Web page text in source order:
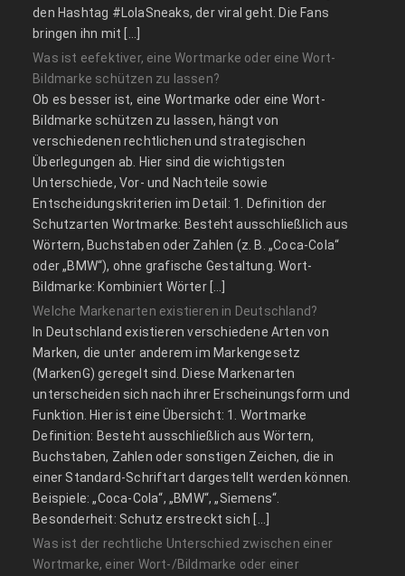
den Hashtag #LolaSneaks, der viral geht. Die Fans
bringen ihn mit […]
Was ist eefektiver, eine Wortmarke oder eine Wort-
Bildmarke schützen zu lassen?
Ob es besser ist, eine Wortmarke oder eine Wort-
Bildmarke schützen zu lassen, hängt von
verschiedenen rechtlichen und strategischen
Überlegungen ab. Hier sind die wichtigsten
Unterschiede, Vor- und Nachteile sowie
Entscheidungskriterien im Detail: 1. Definition der
Schutzarten Wortmarke: Besteht ausschließlich aus
Wörtern, Buchstaben oder Zahlen (z. B. „Coca-Cola“
oder „BMW“), ohne grafische Gestaltung. Wort-
Bildmarke: Kombiniert Wörter […]
Welche Markenarten existieren in Deutschland?
In Deutschland existieren verschiedene Arten von
Marken, die unter anderem im Markengesetz
(MarkenG) geregelt sind. Diese Markenarten
unterscheiden sich nach ihrer Erscheinungsform und
Funktion. Hier ist eine Übersicht: 1. Wortmarke
Definition: Besteht ausschließlich aus Wörtern,
Buchstaben, Zahlen oder sonstigen Zeichen, die in
einer Standard-Schriftart dargestellt werden können.
Beispiele: „Coca-Cola“, „BMW“, „Siemens“.
Besonderheit: Schutz erstreckt sich […]
Was ist der rechtliche Unterschied zwischen einer
Wortmarke, einer Wort-/Bildmarke oder einer